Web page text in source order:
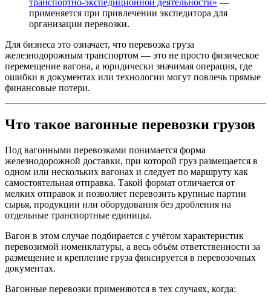
транспортно-экспедиционной деятельности» —
применяется при привлечении экспедитора для
организации перевозки.
Для бизнеса это означает, что перевозка груза
железнодорожным транспортом — это не просто физическое
перемещение вагона, а юридически значимая операция, где
ошибки в документах или технологии могут повлечь прямые
финансовые потери.
Что такое вагонные перевозки грузов
Под вагонными перевозками понимается форма
железнодорожной доставки, при которой груз размещается в
одном или нескольких вагонах и следует по маршруту как
самостоятельная отправка. Такой формат отличается от
мелких отправок и позволяет перевозить крупные партии
сырья, продукции или оборудования без дробления на
отдельные транспортные единицы.
Вагон в этом случае подбирается с учётом характеристик
перевозимой номенклатуры, а весь объём ответственности за
размещение и крепление груза фиксируется в перевозочных
документах.
Вагонные перевозки применяются в тех случаях, когда: